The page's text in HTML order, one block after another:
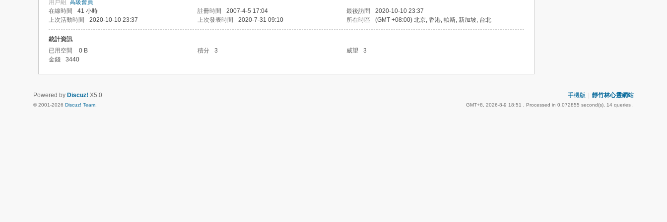
用戶組 高級會員
在線時間
41 小時 註冊時間 2007-4-5 17:04 最後訪問
2020-10-10 23:37
上次活動時間
2020-10-10 23:37 上次發表時間 2020-7-31 09:10 所在時區 (GMT +08:00) 北京, 香港, 帕斯, 新加坡, 台北
統計資訊
已用空間
0 B 積分 3 威望
3
金錢
3440
手機版 靜竹林心靈網站
GMT+8, 2026-8-9 18:51 , Processed in 0.072855 second(s), 14 queries .
Powered by Discuz! X5.0
© 2001-2026 Discuz! Team